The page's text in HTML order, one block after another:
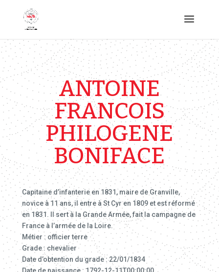
ANTOINE
FRANCOIS
PHILOGENE
BONIFACE
Capitaine d’infanterie en 1831, maire de Granville,
novice à 11 ans, il entre à St Cyr en 1809 et est réformé
en 1831. Il sert à la Grande Armée, fait la campagne de
France à l’armée de la Loire.
Métier : officier terre
Grade : chevalier
Date d’obtention du grade : 22/01/1834